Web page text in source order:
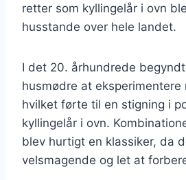
retter som kyllingelår i ovn
husstande over hele landet.
I det 20. århundrede
husmødre at eksperimentere
hvilket førte til en stigning i
kyllingelår i ovn.
blev hurtigt en klassiker, da
velsmagende og let at